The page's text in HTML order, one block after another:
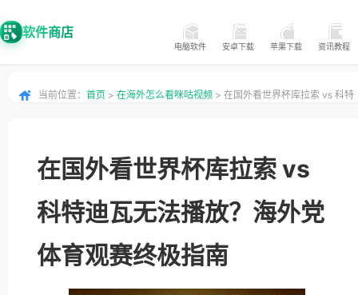
软件商店
电脑软件 安卓下载 苹果下载 资讯教程
当前位置： 首页 > 在海外怎么看咪咕视频 > 在国外看世界杯库拉索 vs 科特
在国外看世界杯库拉索 vs
科特迪瓦无法播放？海外党
体育观赛终极指南